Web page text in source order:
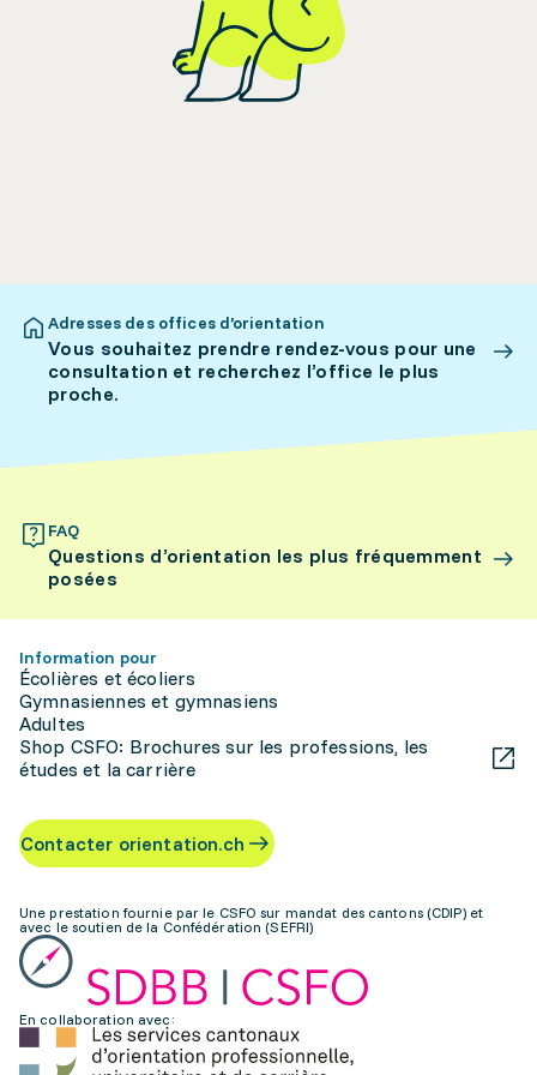
Adresses des offices d’orientation
Vous souhaitez prendre rendez-vous pour une
consultation et recherchez l’office le plus
proche.
FAQ
Questions d’orientation les plus fréquemment
posées
Information pour
Écolières et écoliers
Gymnasiennes et gymnasiens
Adultes
Shop CSFO: Brochures sur les professions, les
études et la carrière
Contacter orientation.ch
Une prestation fournie par le CSFO sur mandat des cantons (CDIP) et
avec le soutien de la Confédération (SEFRI)
En collaboration avec: